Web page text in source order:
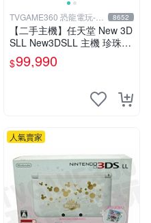
TVGAME360 恐龍電玩-台
中店
8652
【二手主機】任天堂 New 3D
SLL New3DSLL 主機 珍珠白
色 日規機 日文介面 11.2版本
【台中恐龍電玩】
$99,990
人氣賣家